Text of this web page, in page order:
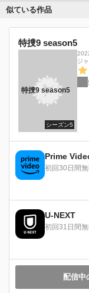
似ている作品
特捜9 season5
シーズン5
特捜9 season5
ジ
Prime
初回30日間
U-NEXT
初回31日間
配信中